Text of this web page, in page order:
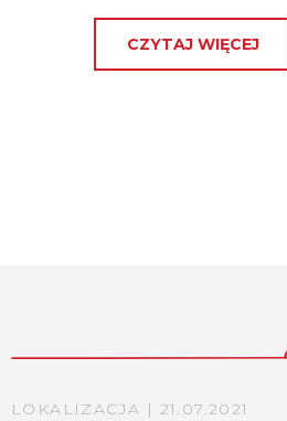
CZYTAJ WIĘCEJ
LOKALIZACJA | 21.07.2021